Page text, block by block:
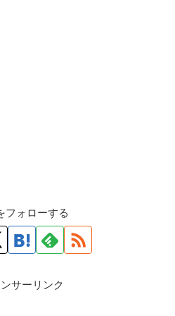
フォローする
サーリンク